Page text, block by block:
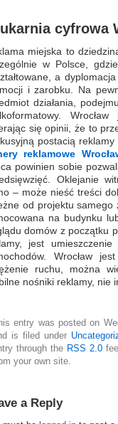
cyfrowa
miejska to
w Polsce,
a
i zarobku. Na
działania,
się opinii, że to
postacią
reklamowe
powinien sobie
Oklejanie
– może nieść treści
od projektu samego
na budynku
domów z początku
jest
Wrocław
ruchu, można
nośniki reklamy, nie
entry was posted on
is filed under
through the RSS 2.0
your own site.
a Reply